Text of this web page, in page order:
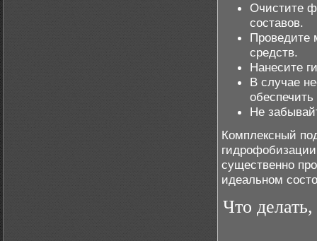
Очистите
составов.
Проведите
средств.
Нанесите
В случае
Не
Комплексный
существенно
идеальном
Что